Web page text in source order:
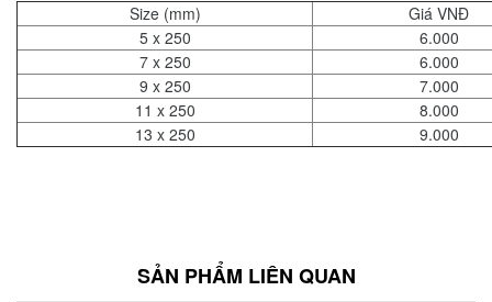
Size (mm)
Giá VNĐ
5 x 250
6.000
7 x 250
6.000
9 x 250
7.000
11 x 250
8.000
13 x 250
9.000
SẢN PHẨM LIÊN QUAN